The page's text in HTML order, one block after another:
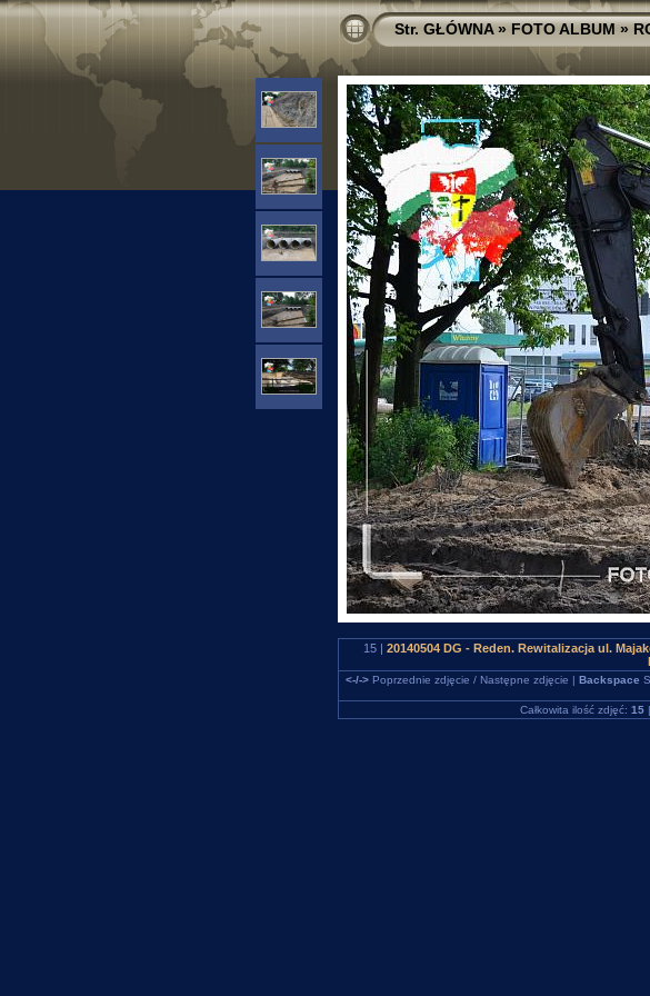
Str. GŁÓWNA»FOTO ALBUM»
15 | 20140504 DG - Reden. Rewitalizacja ul.
<-/->Poprzednie zdjęcie / Następne zdjęcie | Backspace
Całkowita ilość zdjęć: 15 |